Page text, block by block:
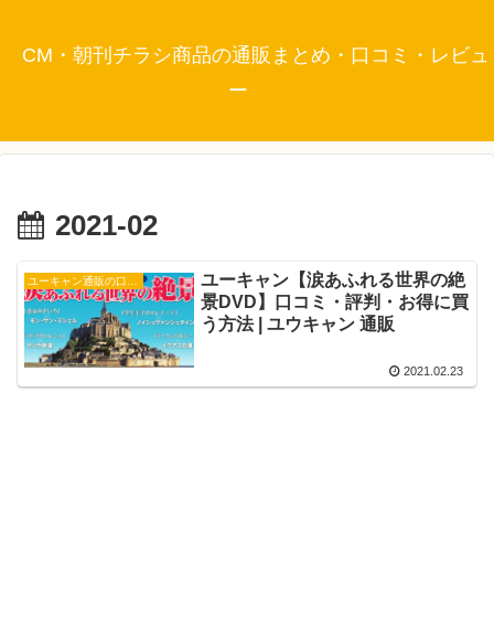
CM・朝刊チラシ商品の通販まとめ・口コミ・レビュ
ー
2021-02
ユーキャン【涙あふれる世界の絶
景DVD】口コミ・評判・お得に買
う方法 | ユウキャン 通販
2021.02.23